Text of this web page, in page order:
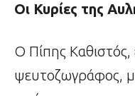
Οι Κυρίες της
Ο Πίπης
ψευτοζωγράφος,